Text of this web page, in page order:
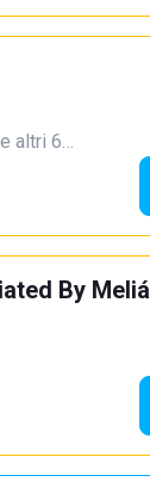
e altri 6…
By Meliá